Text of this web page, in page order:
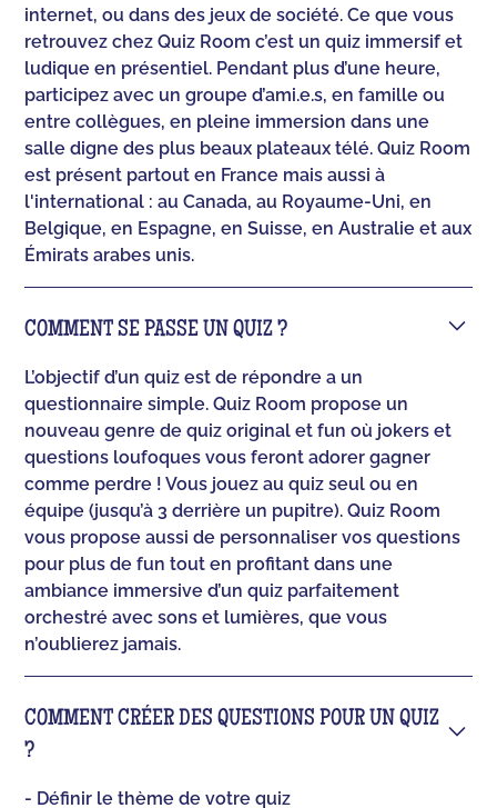
internet, ou dans des jeux de société. Ce que vous
retrouvez chez Quiz Room c’est un quiz immersif et
ludique en présentiel. Pendant plus d’une heure,
participez avec un groupe d’ami.e.s, en famille ou
entre collègues, en pleine immersion dans une
salle digne des plus beaux plateaux télé. Quiz Room
est présent partout en France mais aussi à
l'international : au Canada, au Royaume-Uni, en
Belgique, en Espagne, en Suisse, en Australie et aux
Émirats arabes unis.
COMMENT SE PASSE UN QUIZ ?
L’objectif d’un quiz est de répondre a un
questionnaire simple. Quiz Room propose un
nouveau genre de quiz original et fun où jokers et
questions loufoques vous feront adorer gagner
comme perdre ! Vous jouez au quiz seul ou en
équipe (jusqu’à 3 derrière un pupitre). Quiz Room
vous propose aussi de personnaliser vos questions
pour plus de fun tout en profitant dans une
ambiance immersive d’un quiz parfaitement
orchestré avec sons et lumières, que vous
n’oublierez jamais.
COMMENT CRÉER DES QUESTIONS POUR UN QUIZ
?
- Définir le thème de votre quiz